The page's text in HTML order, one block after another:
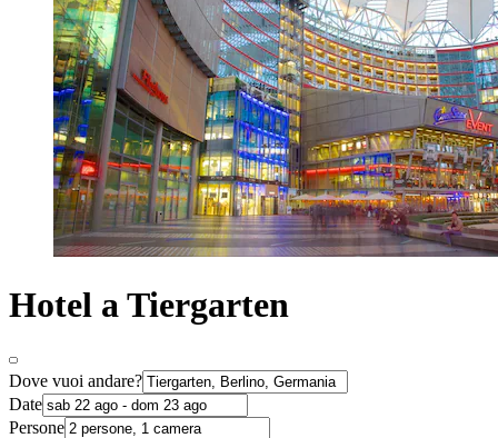
Hotel a Tiergarten
Dove vuoi andare?
Date
Persone